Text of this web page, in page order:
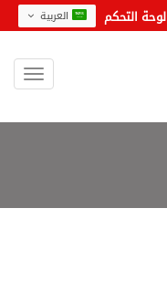
لوحة التحكم